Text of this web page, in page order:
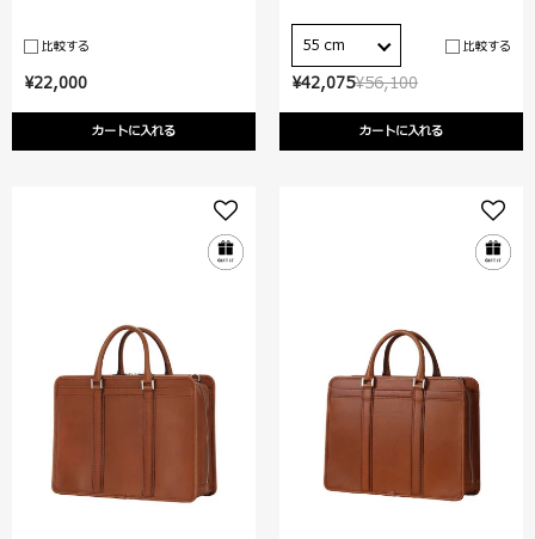
¥22,000
カートに入れる
比較する
¥56,100
¥42,075
カートに入れる
55 cm 比較する